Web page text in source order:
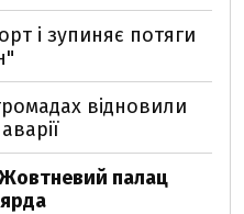
і зупиняє потяги
відновили
палац